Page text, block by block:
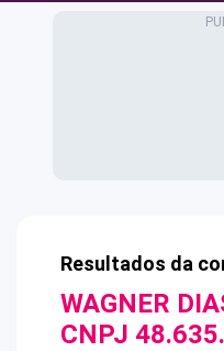
Resultados da
WAGNER
CNPJ